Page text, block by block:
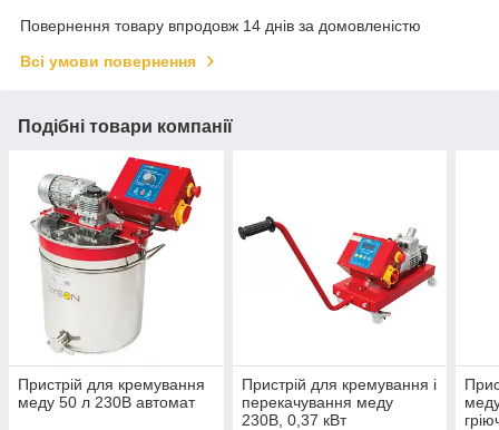
Повернення товару впродовж 14 днів за домовленістю
Всі умови повернення
Подібні товари компанії
Пристрій для кремування
меду 50 л 230В автомат
Пристрій для кремування і
перекачування меду
230В, 0,37 кВт